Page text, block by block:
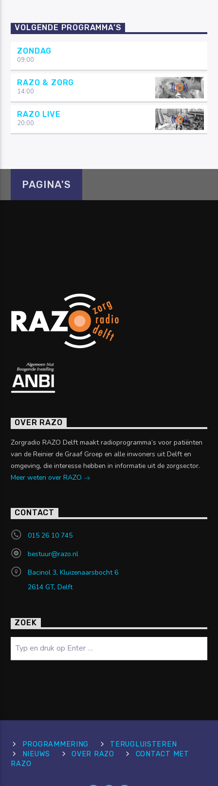
VOLGENDE PROGRAMMA’S
ZONDAG
09:00
RAZO & ZORG
14:00
RAZO LIVE
20:00
PAGINA'S
OVER RAZO
Zorgradio RAZO Delft maakt radioprogramma’s voor patiënten
van de Reinier de Graaf Groep en alle inwoners uit Delft en
omgeving, die interesse hebben in informatie uit de zorgsector.
Meer weten over RAZO
CONTACT
015 26 10 745
bestuur@razo.nl
Bacinol 3, Kluizenaarsbocht 6
2614 GT, Delft
ZOEK
PROGRAMMERING
TERUGLUISTEREN
NIEUWS
OVER RAZO
CONTACT MET
RAZO